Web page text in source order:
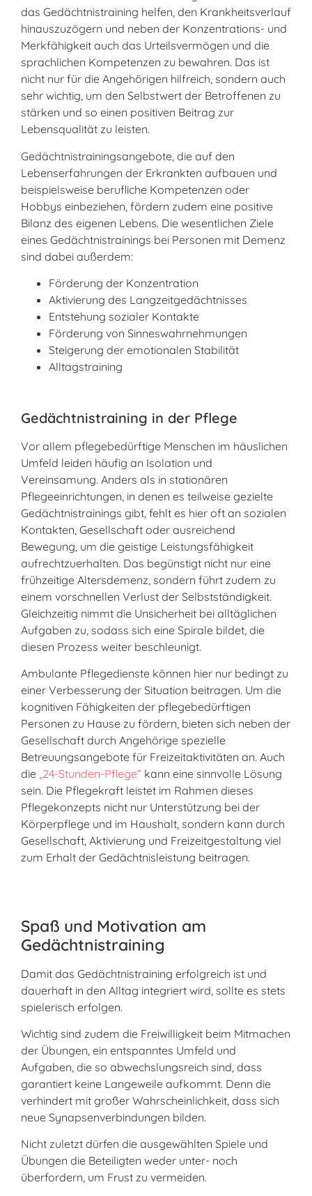
das Gedächtnistraining helfen, den Krankheitsverlauf
hinauszuzögern und neben der Konzentrations- und
Merkfähigkeit auch das Urteilsvermögen und die
sprachlichen Kompetenzen zu bewahren. Das ist
nicht nur für die Angehörigen hilfreich, sondern auch
sehr wichtig, um den Selbstwert der Betroffenen zu
stärken und so einen positiven Beitrag zur
Lebensqualität zu leisten.
Gedächtnistrainingsangebote, die auf den
Lebenserfahrungen der Erkrankten aufbauen und
beispielsweise berufliche Kompetenzen oder
Hobbys einbeziehen, fördern zudem eine positive
Bilanz des eigenen Lebens. Die wesentlichen Ziele
eines Gedächtnistrainings bei Personen mit Demenz
sind dabei außerdem:
Förderung der Konzentration
Aktivierung des Langzeitgedächtnisses
Entstehung sozialer Kontakte
Förderung von Sinneswahrnehmungen
Steigerung der emotionalen Stabilität
Alltagstraining
Gedächtnistraining in der Pflege
Vor allem pflegebedürftige Menschen im häuslichen
Umfeld leiden häufig an Isolation und
Vereinsamung. Anders als in stationären
Pflegeeinrichtungen, in denen es teilweise gezielte
Gedächtnistrainings gibt, fehlt es hier oft an sozialen
Kontakten, Gesellschaft oder ausreichend
Bewegung, um die geistige Leistungsfähigkeit
aufrechtzuerhalten. Das begünstigt nicht nur eine
frühzeitige Altersdemenz, sondern führt zudem zu
einem vorschnellen Verlust der Selbstständigkeit.
Gleichzeitig nimmt die Unsicherheit bei alltäglichen
Aufgaben zu, sodass sich eine Spirale bildet, die
diesen Prozess weiter beschleunigt.
Ambulante Pflegedienste können hier nur bedingt zu
einer Verbesserung der Situation beitragen. Um die
kognitiven Fähigkeiten der pflegebedürftigen
Personen zu Hause zu fördern, bieten sich neben der
Gesellschaft durch Angehörige spezielle
Betreuungsangebote für Freizeitaktivitäten an. Auch
die „24-Stunden-Pflege“ kann eine sinnvolle Lösung
sein. Die Pflegekraft leistet im Rahmen dieses
Pflegekonzepts nicht nur Unterstützung bei der
Körperpflege und im Haushalt, sondern kann durch
Gesellschaft, Aktivierung und Freizeitgestaltung viel
zum Erhalt der Gedächtnisleistung beitragen.
Spaß und Motivation am
Gedächtnistraining
Damit das Gedächtnistraining erfolgreich ist und
dauerhaft in den Alltag integriert wird, sollte es stets
spielerisch erfolgen.
Wichtig sind zudem die Freiwilligkeit beim Mitmachen
der Übungen, ein entspanntes Umfeld und
Aufgaben, die so abwechslungsreich sind, dass
garantiert keine Langeweile aufkommt. Denn die
verhindert mit großer Wahrscheinlichkeit, dass sich
neue Synapsenverbindungen bilden.
Nicht zuletzt dürfen die ausgewählten Spiele und
Übungen die Beteiligten weder unter- noch
überfordern, um Frust zu vermeiden.